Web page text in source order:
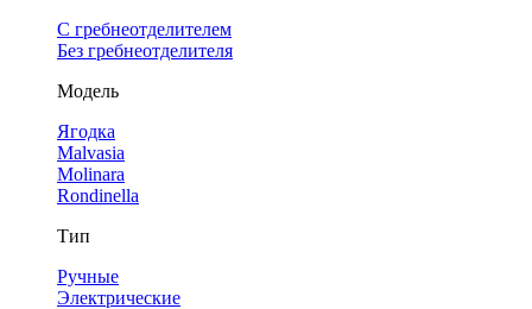
С гребнеотделителем
Без гребнеотделителя
Модель
Ягодка
Malvasia
Molinara
Rondinella
Тип
Ручные
Электрические